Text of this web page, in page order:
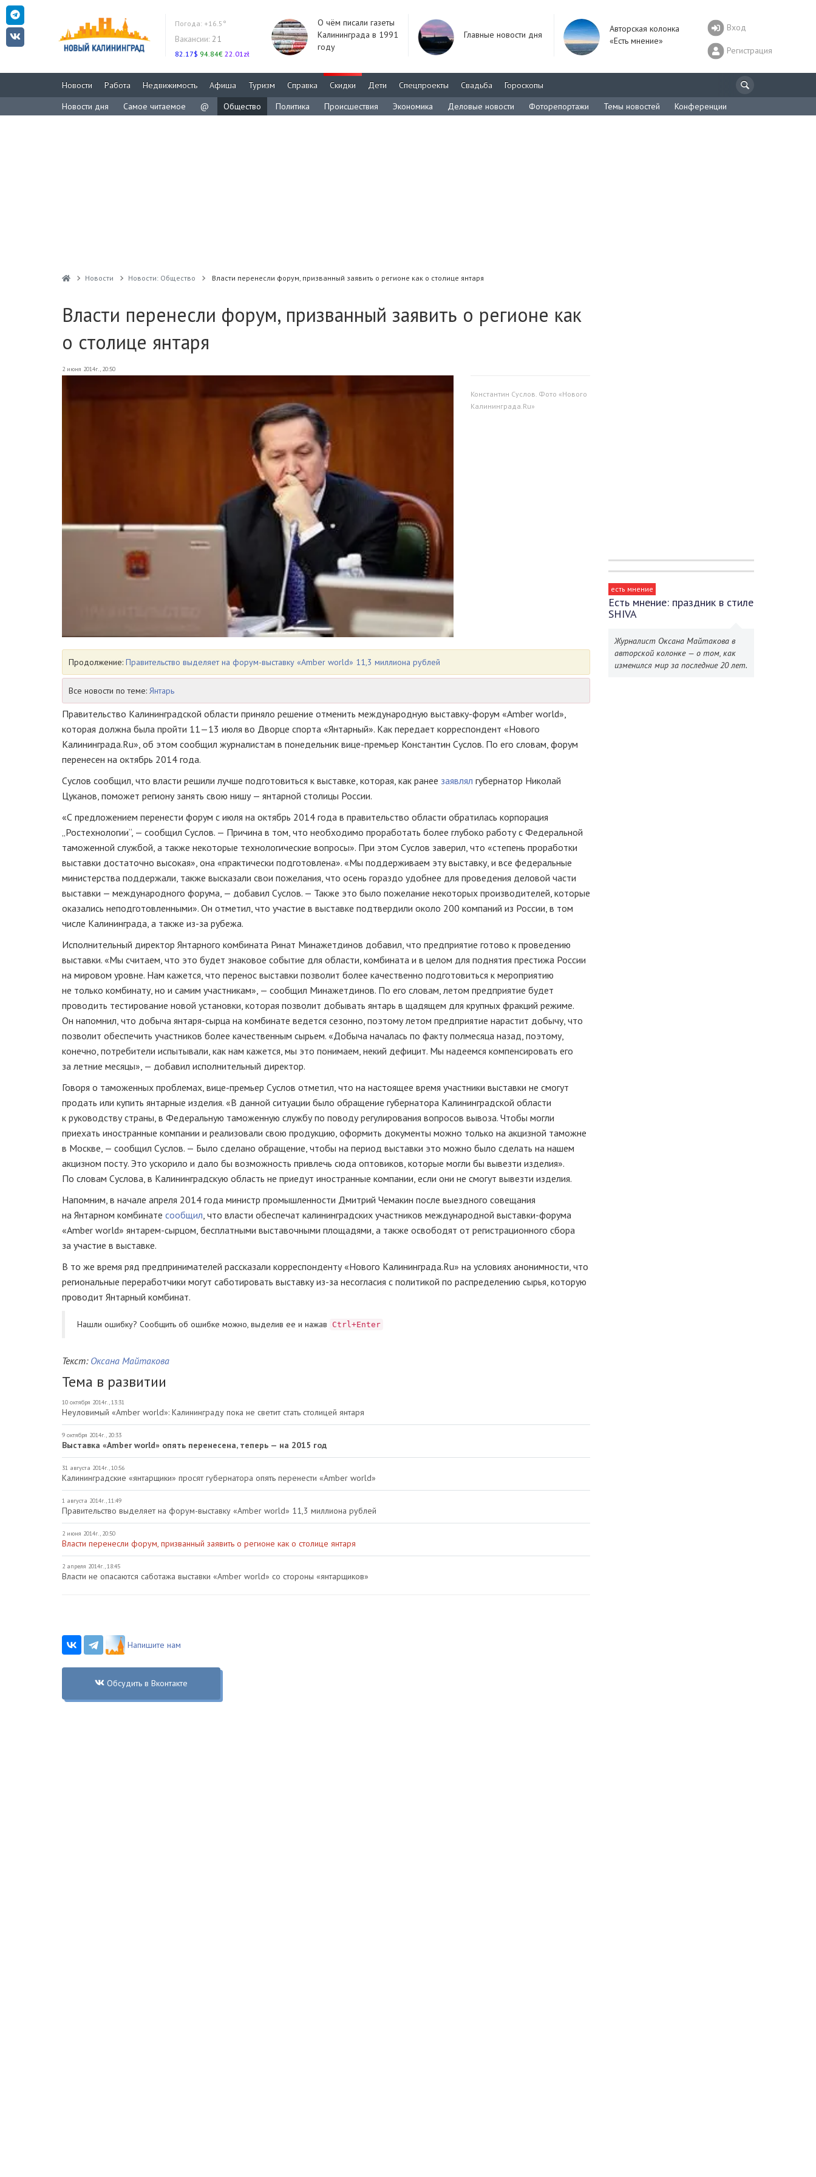
Погода: +16.5°
Вакансии: 21
82.17$ 94.84€ 22.01zł
О чём писали газеты
Калининграда в 1991
году
Главные новости дня
Авторская колонка
«Есть мнение»
Вход
Регистрация
Новости Работа Недвижимость Афиша Туризм Справка Скидки Дети Спецпроекты Свадьба
Гороскопы
Новости дня
Самое читаемое @ Общество Политика Происшествия Экономика Деловые новости Фоторепортажи Темы новостей Конференции
Новости Новости: Общество Власти перенесли форум, призванный заявить о регионе как о столице янтаря
Власти перенесли форум, призванный заявить о регионе как
о столице янтаря
2 июня 2014г., 20:50
Константин Суслов. Фото «Нового
Калининграда.Ru»
Продолжение: Правительство выделяет на форум-выставку «Amber world» 11,3 миллиона рублей
Все новости по теме: Янтарь
Правительство Калининградской области приняло решение отменить международную выставку-форум «Amber world»,
которая должна была пройти 11—13 июля во Дворце спорта «Янтарный». Как передает корреспондент «Нового
Калининграда.Ru», об этом сообщил журналистам в понедельник вице-премьер Константин Суслов. По его словам, форум
перенесен на октябрь 2014 года.
Суслов сообщил, что власти решили лучше подготовиться к выставке, которая, как ранее заявлял губернатор Николай
Цуканов, поможет региону занять свою нишу — янтарной столицы России.
«С предложением перенести форум с июля на октябрь 2014 года в правительство области обратилась корпорация
„Ростехнологии“, — сообщил Суслов. — Причина в том, что необходимо проработать более глубоко работу с Федеральной
таможенной службой, а также некоторые технологические вопросы». При этом Суслов заверил, что «степень проработки
выставки достаточно высокая», она «практически подготовлена». «Мы поддерживаем эту выставку, и все федеральные
министерства поддержали, также высказали свои пожелания, что осень гораздо удобнее для проведения деловой части
выставки — международного форума, — добавил Суслов. — Также это было пожелание некоторых производителей, которые
оказались неподготовленными». Он отметил, что участие в выставке подтвердили около 200 компаний из России, в том
числе Калининграда, а также из-за рубежа.
Исполнительный директор Янтарного комбината Ринат Минажетдинов добавил, что предприятие готово к проведению
выставки. «Мы считаем, что это будет знаковое событие для области, комбината и в целом для поднятия престижа России
на мировом уровне. Нам кажется, что перенос выставки позволит более качественно подготовиться к мероприятию
не только комбинату, но и самим участникам», — сообщил Минажетдинов. По его словам, летом предприятие будет
проводить тестирование новой установки, которая позволит добывать янтарь в щадящем для крупных фракций режиме.
Он напомнил, что добыча янтаря-сырца на комбинате ведется сезонно, поэтому летом предприятие нарастит добычу, что
позволит обеспечить участников более качественным сырьем. «Добыча началась по факту полмесяца назад, поэтому,
конечно, потребители испытывали, как нам кажется, мы это понимаем, некий дефицит. Мы надеемся компенсировать его
за летние месяцы», — добавил исполнительный директор.
Говоря о таможенных проблемах, вице-премьер Суслов отметил, что на настоящее время участники выставки не смогут
продать или купить янтарные изделия. «В данной ситуации было обращение губернатора Калининградской области
к руководству страны, в Федеральную таможенную службу по поводу регулирования вопросов вывоза. Чтобы могли
приехать иностранные компании и реализовали свою продукцию, оформить документы можно только на акцизной таможне
в Москве, — сообщил Суслов. — Было сделано обращение, чтобы на период выставки это можно было сделать на нашем
акцизном посту. Это ускорило и дало бы возможность привлечь сюда оптовиков, которые могли бы вывезти изделия».
По словам Суслова, в Калининградскую область не приедут иностранные компании, если они не смогут вывезти изделия.
Напомним, в начале апреля 2014 года министр промышленности Дмитрий Чемакин после выездного совещания
на Янтарном комбинате сообщил , что власти обеспечат калининградских участников международной выставки-форума
«Amber world» янтарем-сырцом , бесплатными выставочными площадями, а также освободят от регистрационного сбора
за участие в выставке.
В то же время ряд предпринимателей рассказали корреспонденту «Нового Калининграда.Ru» на условиях анонимности, что
региональные переработчики могут саботировать выставкуиз-за несогласия с политикой по распределению сырья, которую
проводит Янтарный комбинат.
Нашли ошибку? Cообщить об ошибке можно, выделив ее и нажав Ctrl+Enter
Текст: Оксана Майтакова
Тема в развитии
10 октября 2014г., 13:31
Неуловимый «Amber world»: Калининграду пока не светит стать столицей янтаря
9 октября 2014г., 20:33
Выставка «Amber world» опять перенесена, теперь — на 2015 год
31 августа 2014г., 10:56
Калининградские «янтарщики» просят губернатора опять перенести «Amber world»
1 августа 2014г., 11:49
Правительство выделяет на форум-выставку «Amber world» 11,3 миллиона рублей
2 июня 2014г., 20:50
Власти перенесли форум, призванный заявить о регионе как о столице янтаря
2 апреля 2014г., 18:45
Власти не опасаются саботажа выставки «Amber world» со стороны «янтарщиков»
Напишите нам
Обсудить в Вконтакте
есть мнение
Есть мнение: праздник в стиле
SHIVA
Журналист Оксана Майтакова в
авторской колонке — о том, как
изменился мир за последние 20 лет.